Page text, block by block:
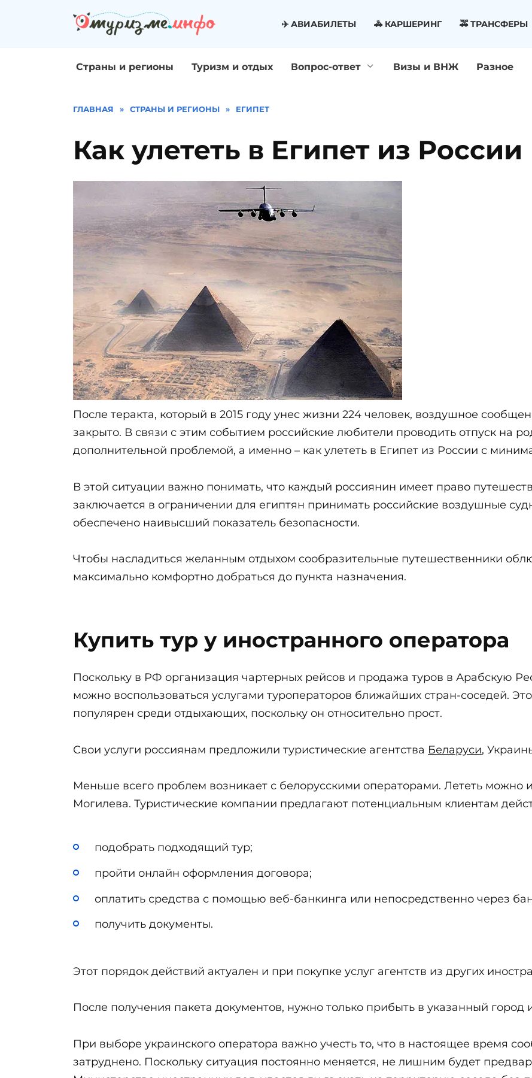
✈️ АВИАБИЛЕТЫ 🚓 КАРШЕРИНГ 🚕 ТРАНСФЕРЫ
Страны и регионы Туризм и отдых Вопрос-ответ Визы и ВНЖ Разное
ГЛАВНАЯ » СТРАНЫ И РЕГИОНЫ » ЕГИПЕТ
Как улететь в Египет из России
После теракта, который в 2015 году унес жизни 224 человек, воздушное
закрыто. В связи с этим событием российские любители проводить отпуск на
дополнительной проблемой, а именно – как улететь в Египет из России с
В этой ситуации важно понимать, что каждый россиянин имеет право
заключается в ограничении для египтян принимать российские воздушные
обеспечено наивысший показатель безопасности.
Чтобы насладиться желанным отдыхом сообразительные путешественники
максимально комфортно добраться до пункта назначения.
Купить тур у иностранного оператора
Поскольку в РФ организация чартерных рейсов и продажа туров в Арабскую
можно воспользоваться услугами туроператоров ближайших стран-соседей.
популярен среди отдыхающих, поскольку он относительно прост.
Свои услуги россиянам предложили туристические агентства Беларуси,
Меньше всего проблем возникает с белорусскими операторами. Лететь можно
Могилева. Туристические компании предлагают потенциальным клиентам
подобрать подходящий тур;
пройти онлайн оформления договора;
оплатить средства с помощью веб-банкинга или непосредственно через
получить документы.
Этот порядок действий актуален и при покупке услуг агентств из других
После получения пакета документов, нужно только прибыть в указанный город
При выборе украинского оператора важно учесть то, что в настоящее время
затруднено. Поскольку ситуация постоянно меняется, не лишним будет